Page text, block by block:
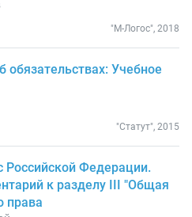
"М-Логос", 2018
Учебное
"Статут", 2015
Российской Федерации.
к разделу III "Общая
права